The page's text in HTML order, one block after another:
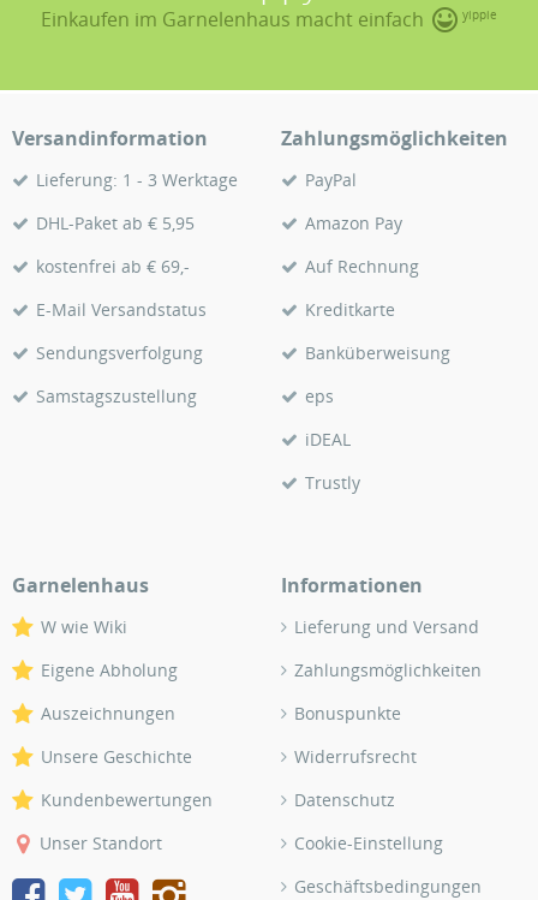
Einkaufen im Garnelenhaus macht einfach yippie
Versandinformation
Lieferung: 1 - 3 Werktage
DHL-Paket ab € 5,95
kostenfrei ab € 69,-
E-Mail Versandstatus
Sendungsverfolgung
Samstagszustellung
Zahlungsmöglichkeiten
PayPal
Amazon Pay
Auf Rechnung
Kreditkarte
Banküberweisung
eps
iDEAL
Trustly
Garnelenhaus
W wie Wiki
Eigene Abholung
Auszeichnungen
Unsere Geschichte
Kundenbewertungen
Unser Standort
Informationen
Lieferung und Versand
Zahlungsmöglichkeiten
Bonuspunkte
Widerrufsrecht
Datenschutz
Cookie-Einstellung
Geschäftsbedingungen